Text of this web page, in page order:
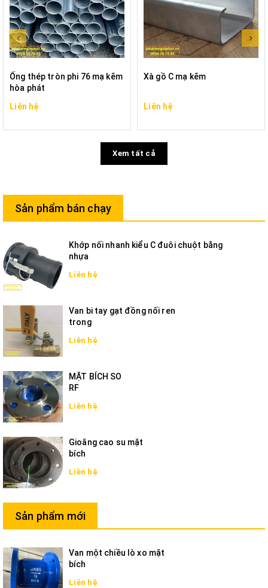
Ống thép tròn phi 76 mạ kẽm
hòa phát
Liên hệ
Xà gồ C mạ kẽm
Liên hệ
Xem tất cả
Sản phẩm bán chạy
Khớp nối nhanh kiểu C đuôi chuột bằng
nhựa
Liên hệ
Van bi tay gạt đồng nối ren
trong
Liên hệ
MẶT BÍCH SO
RF
Liên hệ
Gioăng cao su mặt
bích
Liên hệ
Sản phẩm mới
Van một chiều lò xo mặt
bích
Liên hệ